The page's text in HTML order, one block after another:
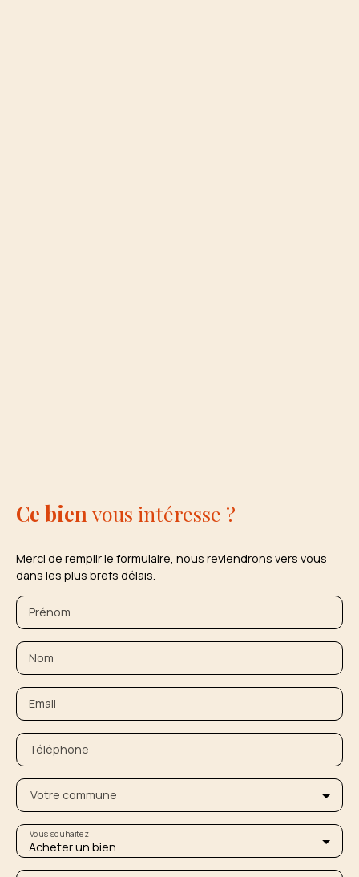
Ce bien vous intéresse ?
Merci de remplir le formulaire, nous reviendrons vers vous
dans les plus brefs délais.
Prénom
Nom
Email
Téléphone
Votre commune
Acheter un bien
Vous souhaitez